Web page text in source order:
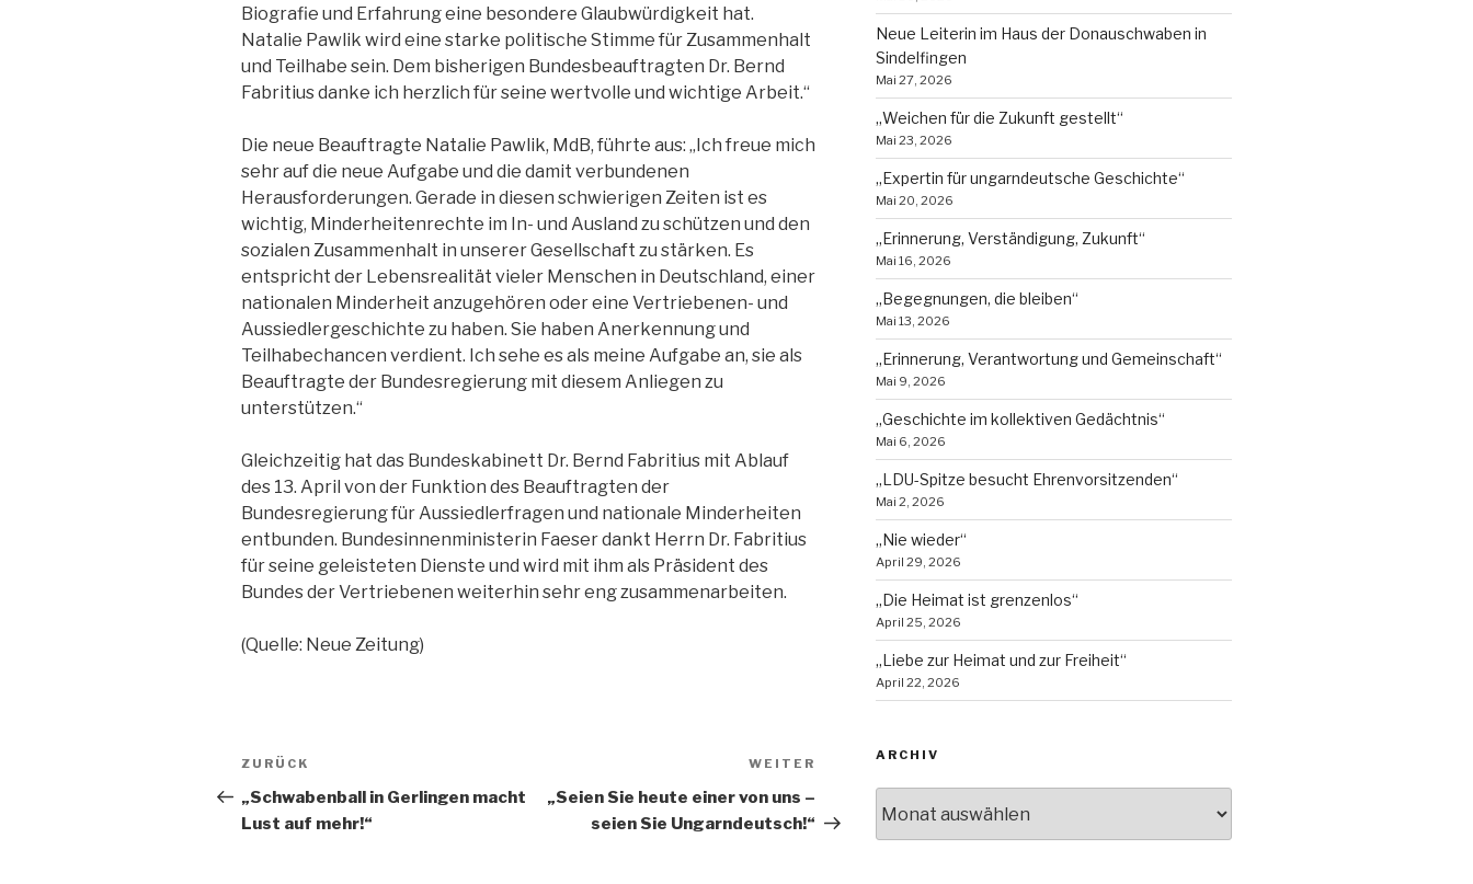
Biografie und Erfahrung eine besondere Glaubwürdigkeit hat.
Natalie Pawlik wird eine starke politische Stimme für Zusammenhalt
und Teilhabe sein. Dem bisherigen Bundesbeauftragten Dr. Bernd
Fabritius danke ich herzlich für seine wertvolle und wichtige Arbeit.“
Die neue Beauftragte Natalie Pawlik, MdB, führte aus: „Ich freue mich
sehr auf die neue Aufgabe und die damit verbundenen
Herausforderungen. Gerade in diesen schwierigen Zeiten ist es
wichtig, Minderheitenrechte im In- und Ausland zu schützen und den
sozialen Zusammenhalt in unserer Gesellschaft zu stärken. Es
entspricht der Lebensrealität vieler Menschen in Deutschland, einer
nationalen Minderheit anzugehören oder eine Vertriebenen- und
Aussiedlergeschichte zu haben. Sie haben Anerkennung und
Teilhabechancen verdient. Ich sehe es als meine Aufgabe an, sie als
Beauftragte der Bundesregierung mit diesem Anliegen zu
unterstützen.“
Gleichzeitig hat das Bundeskabinett Dr. Bernd Fabritius mit Ablauf
des 13. April von der Funktion des Beauftragten der
Bundesregierung für Aussiedlerfragen und nationale Minderheiten
entbunden. Bundesinnenministerin Faeser dankt Herrn Dr. Fabritius
für seine geleisteten Dienste und wird mit ihm als Präsident des
Bundes der Vertriebenen weiterhin sehr eng zusammenarbeiten.
(Quelle: Neue Zeitung)
Beitragsnavigation
Vorheriger
Beitrag
ZURÜCK
„Schwabenball in Gerlingen macht
Lust auf mehr!“
Beitrag
WEITER
„Seien Sie heute einer von uns –
seien Sie Ungarndeutsch!“
Neue Leiterin im Haus der Donauschwaben in
Sindelfingen
Mai 27, 2026
„Weichen für die Zukunft gestellt“
Mai 23, 2026
„Expertin für ungarndeutsche Geschichte“
Mai 20, 2026
„Erinnerung, Verständigung, Zukunft“
Mai 16, 2026
„Begegnungen, die bleiben“
Mai 13, 2026
„Erinnerung, Verantwortung und Gemeinschaft“
Mai 9, 2026
„Geschichte im kollektiven Gedächtnis“
Mai 6, 2026
„LDU-Spitze besucht Ehrenvorsitzenden“
Mai 2, 2026
„Nie wieder“
April 29, 2026
„Die Heimat ist grenzenlos“
April 25, 2026
„Liebe zur Heimat und zur Freiheit“
April 22, 2026
ARCHIV